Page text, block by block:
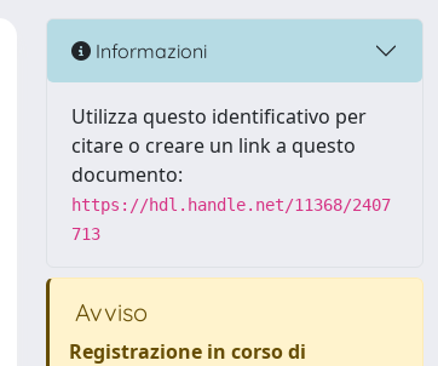
Informazioni
Utilizza questo identificativo per
citare o creare un link a questo
documento:
https://hdl.handle.net/11368/2407
713
Avviso
Registrazione in corso di